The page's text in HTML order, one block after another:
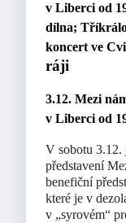
v Liberci od
dílna;
koncert ve
ráji
3.12. Mezi
v Liberci od
V sobotu 3.12.
představení
benefiční
které je v
v „syrovém“